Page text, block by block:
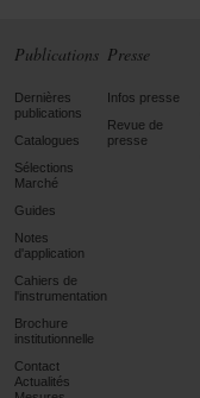
Publications
Dernières
publications
Catalogues
Sélections
Marché
Guides
Notes
d'application
Cahiers de
l'instrumentation
Brochure
institutionnelle
Contact
Actualités
Presse
Infos presse
Revue de
presse